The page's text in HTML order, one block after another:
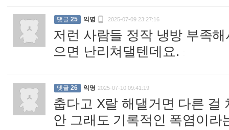
댓글 25 익명  2025-07-09 23:27:16
저런 사람들 정작 냉방 부족
으면 난리쳐댈텐데요.
댓글 26 익명 2025-07-10 09:41:19
춥다고 X랄 해댈거면 다른 걸
안 그래도 기록적인 폭염이